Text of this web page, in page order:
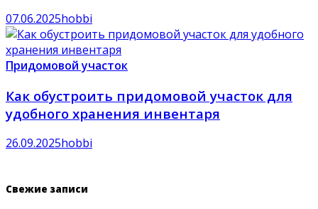
07.06.2025hobbi
Придомовой участок
Как обустроить придомовой участок для
удобного хранения инвентаря
26.09.2025hobbi
Свежие записи